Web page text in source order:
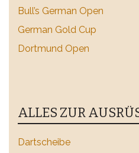
Bull’s German Open
German Gold Cup
Dortmund Open
ALLES ZUR
Dartscheibe